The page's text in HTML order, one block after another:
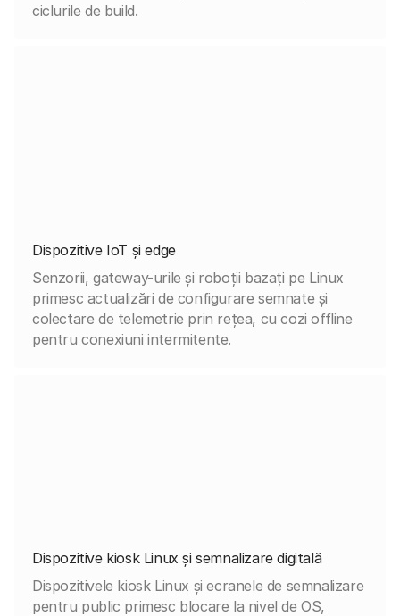
ciclurile de build.
Dispozitive IoT și edge
Senzorii, gateway-urile și roboții bazați pe Linux
primesc actualizări de configurare semnate și
colectare de telemetrie prin rețea, cu cozi offline
pentru conexiuni intermitente.
Dispozitive kiosk Linux și semnalizare digitală
Dispozitivele kiosk Linux și ecranele de semnalizare
pentru public primesc blocare la nivel de OS,